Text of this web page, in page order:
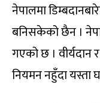
नेपालमा
बनिसकेको छैन ।
गएको छ । वीर्यदान
नियमन नहुँदा यस्ता